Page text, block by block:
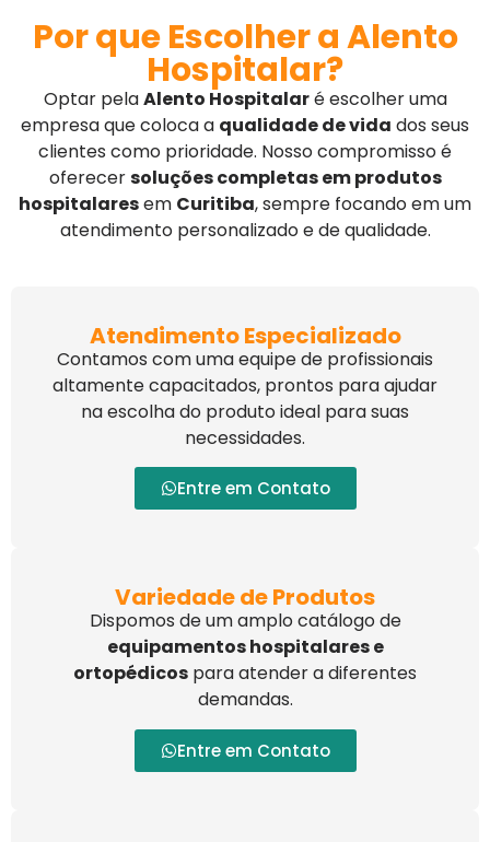
Por que Escolher a Alento
Hospitalar?
Optar pelaAlento Hospitalaré escolher uma
empresa que coloca a qualidade de vida dos seus
clientes como prioridade. Nosso compromisso é
oferecersoluções completas em produtos
hospitalaresem Curitiba, sempre focando em um
atendimento personalizado e de qualidade.
Atendimento Especializado
Contamos com uma equipe de profissionais
altamente capacitados, prontos para ajudar
na escolha do produto ideal para suas
necessidades.
Entre em Contato
Variedade de Produtos
Dispomos de um amplo catálogo de
equipamentos hospitalares e
ortopédicos para atender a diferentes
demandas.
Entre em Contato